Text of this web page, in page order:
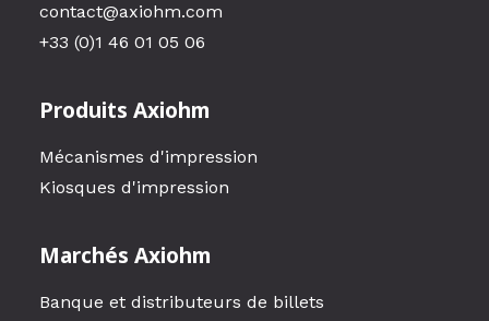
contact@axiohm.com
+33 (0)1 46 01 05 06
Produits Axiohm
Mécanismes d'impression
Kiosques d'impression
Marchés Axiohm
Banque et distributeurs de billets